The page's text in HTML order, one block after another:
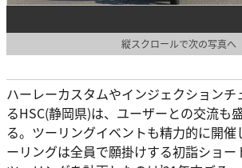
縦スクロールで次の写真へ
ハーレーカスタムやインジェクション
るHSC(静岡県)は、ユーザーとの交流も
る。ツーリングイベントも精力的に開催
ーリングは全員で願掛けする初詣ショ